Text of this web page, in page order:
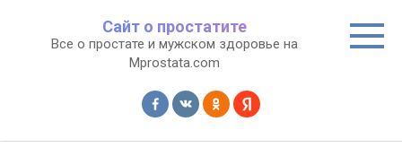
контенту
Сайт о простатите
Все о простате и мужском здоровье на
Mprostata.com